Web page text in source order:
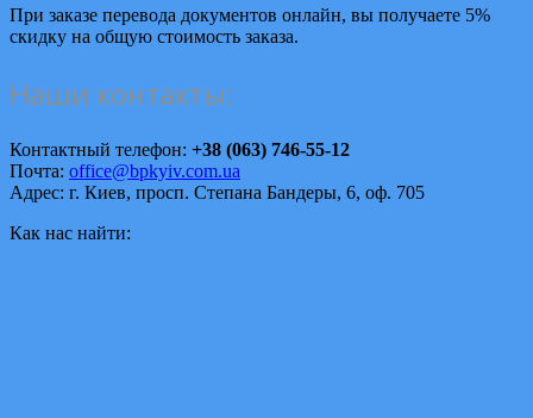
При заказе перевода документов онлайн, вы получаете 5%
скидку на общую стоимость заказа.
Наши контакты:
Контактный телефон: +38 (063) 746-55-12
Почта: office@bpkyiv.com.ua
Адрес: г. Киев, просп. Степана Бандеры, 6, оф. 705
Как нас найти: